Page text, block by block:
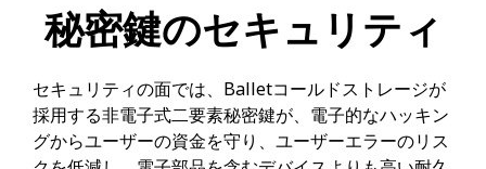
秘密鍵のセキュリティ
セキュリティの面では、Balletコールドストレージが
採用する非電子式二要素秘密鍵が、電子的なハッキン
グからユーザーの資金を守り、ユーザーエラーのリス